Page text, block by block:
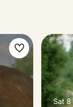
Make
favorite
Sat